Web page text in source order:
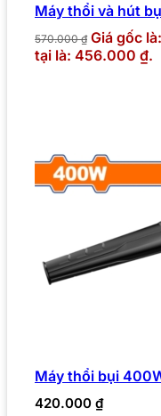
Máy thổi và hút
570.000₫ Giá gốc
tại là: 456.000 ₫.
Máy thổi bụi
420.000 ₫